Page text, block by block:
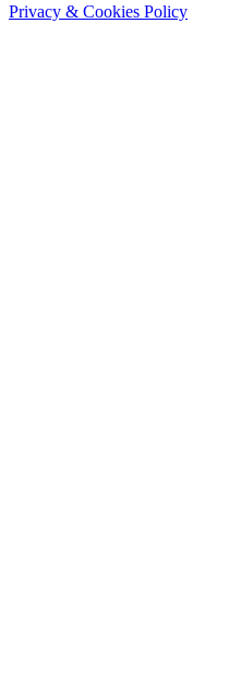
Privacy & Cookies Policy